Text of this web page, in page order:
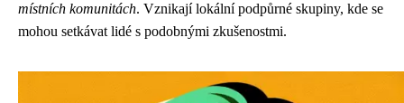
místních komunitách. Vznikají lokální podpůrné skupiny, kde se
mohou setkávat lidé s podobnými zkušenostmi.